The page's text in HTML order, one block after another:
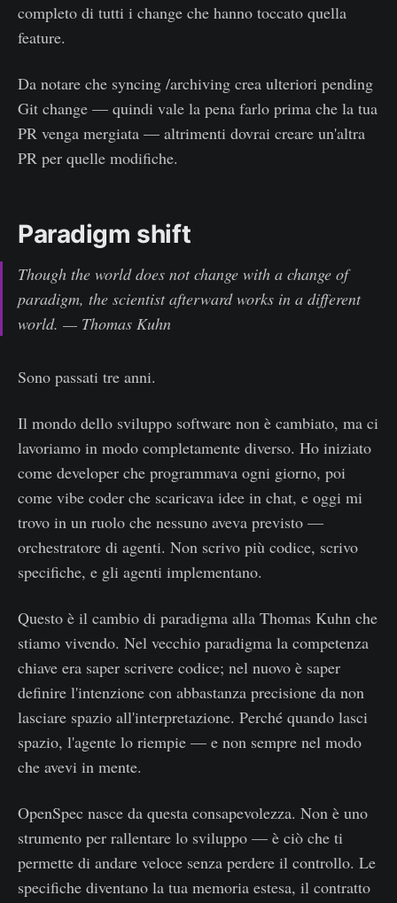
completo di tutti i change che hanno toccato quella
feature.
Da notare che syncing /archiving crea ulteriori pending
Git change — quindi vale la pena farlo prima che la tua
PR venga mergiata — altrimenti dovrai creare un'altra
PR per quelle modifiche.
Paradigm shift
Though the world does not change with a change of
paradigm, the scientist afterward works in a different
world. — Thomas Kuhn
Sono passati tre anni.
Il mondo dello sviluppo software non è cambiato, ma ci
lavoriamo in modo completamente diverso. Ho iniziato
come developer che programmava ogni giorno, poi
come vibe coder che scaricava idee in chat, e oggi mi
trovo in un ruolo che nessuno aveva previsto —
orchestratore di agenti. Non scrivo più codice, scrivo
specifiche, e gli agenti implementano.
Questo è il cambio di paradigma alla Thomas Kuhn che
stiamo vivendo. Nel vecchio paradigma la competenza
chiave era saper scrivere codice; nel nuovo è saper
definire l'intenzione con abbastanza precisione da non
lasciare spazio all'interpretazione. Perché quando lasci
spazio, l'agente lo riempie — e non sempre nel modo
che avevi in mente.
OpenSpec nasce da questa consapevolezza. Non è uno
strumento per rallentare lo sviluppo — è ciò che ti
permette di andare veloce senza perdere il controllo. Le
specifiche diventano la tua memoria estesa, il contratto